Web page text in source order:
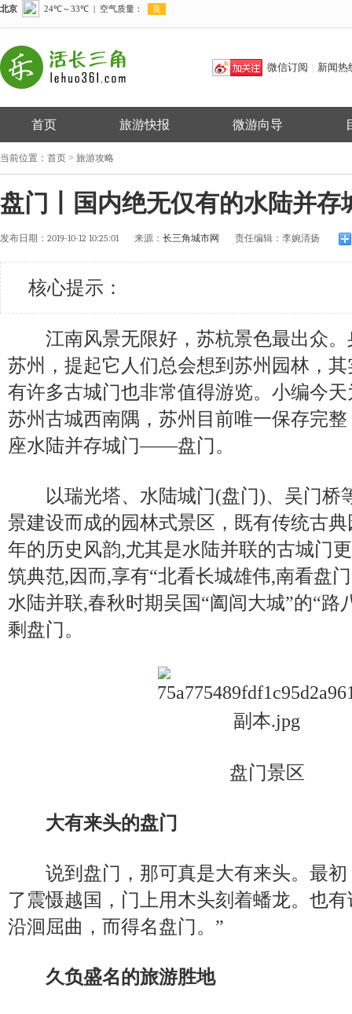
微信订阅 新闻热
首页 旅游快报 微游向导
当前位置： 首页 > 旅游攻略
盘门丨国内绝无仅有的水陆并存
发布日期： 2019-10-12 10:25:01 来源： 长三角城市网 责任编辑： 李婉清扬
核心提示：
江南风景无限好，苏杭景色最出众。
苏州，提起它人们总会想到苏州园林，
有许多古城门也非常值得游览。小编今
苏州古城西南隅，苏州目前唯一保存完
座水陆并存城门——盘门。
以瑞光塔、水陆城门(盘门)、吴门桥
景建设而成的园林式景区，既有传统古典
年的历史风韵,尤其是水陆并联的古城门
筑典范,因而,享有“北看长城雄伟,南看盘
水陆并联,春秋时期吴国“阖闾大城”的“路
剩盘门。
盘门景区
大有来头的盘门
说到盘门，那可真是大有来头。最初
了震慑越国，门上用木头刻着蟠龙。也
沿洄屈曲，而得名盘门。”
久负盛名的旅游胜地